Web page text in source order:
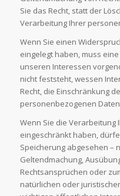
Sie das Recht, statt der
Verarbeitung Ihrer
Wenn Sie einen
eingelegt haben, muss
unseren Interessen
nicht feststeht, wessen
Recht, die Einschränkung
personenbezogenen
Wenn Sie die
eingeschränkt haben,
Speicherung abgesehen –
Geltendmachung,
Rechtsansprüchen oder
natürlichen oder